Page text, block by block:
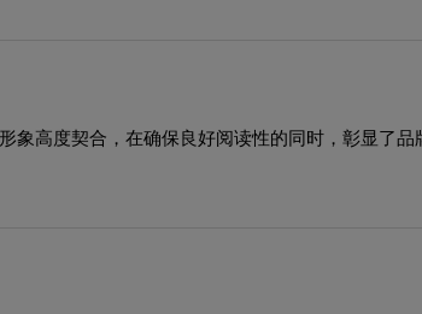
高度契合，在确保良好阅读性的同时，彰显了